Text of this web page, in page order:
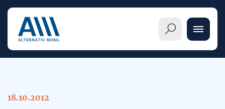
18.10.2012